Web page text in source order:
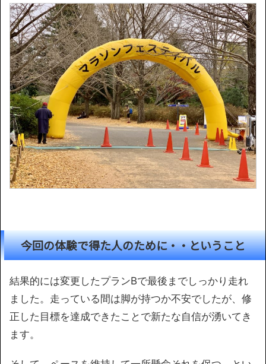
今回の体験で得た人のために・・ということ
結果的には変更したプランBで最後までしっかり走れ
ました。走っている間は脚が持つか不安でしたが、修
正した目標を達成できたことで新たな自信が湧いてき
ます。